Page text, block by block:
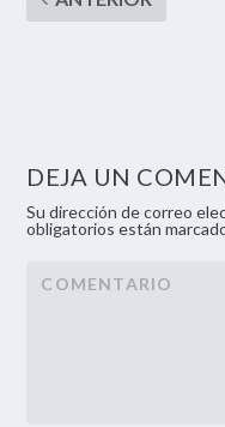
DEJA UN
Su dirección de correo
obligatorios están